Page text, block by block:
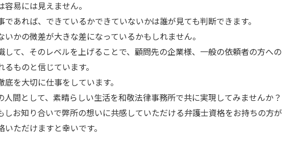
易には見えません。
あれば、できているかできていないかは誰が見ても判断できます。
かの微差が大きな差になっているかもしれません。
して、そのレベルを上げることで、顧問先の企業様、一般の依頼者の方への
ものと信じています。
を大切に仕事をしています。
人間として、素晴らしい生活を和敬法律事務所で共に実現してみませんか？
しお知り合いで弊所の想いに共感していただける弁護士資格をお持ちの方が
ただけますと幸いです。